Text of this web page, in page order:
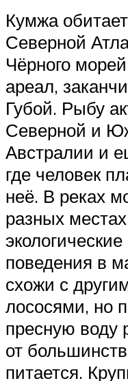
Кумжа
Северной
Чёрного
ареал,
Губой. Рыбу
Северной и
Австралии и
где человек
неё. В реках
разных
поведения в
схожи с
лососями, но
пресную воду
от
питается.